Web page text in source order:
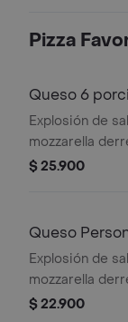
Pepperoncini.
Pizza
Queso 6
Explosión de
mozzarella
salsa pizza de
Pepperoncini.
$ 25.900
Queso
Explosión de
mozzarella
salsa pizza de
$ 22.900